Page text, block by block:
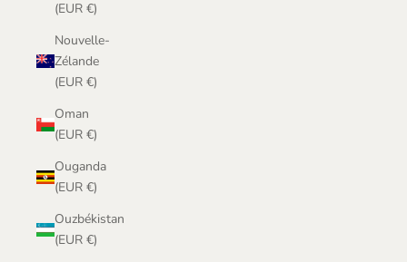
(EUR €)
Nouvelle-
Zélande
(EUR €)
Oman
(EUR €)
Ouganda
(EUR €)
Ouzbékistan
(EUR €)